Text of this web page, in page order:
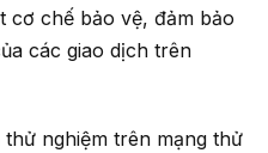
cơ chế bảo vệ, đảm bảo
các giao dịch trên
nghiệm trên mạng thử